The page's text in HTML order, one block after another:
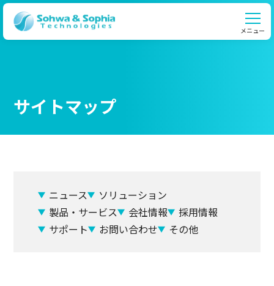
メニュー
サイトマップ
ニュース
ソリューション
製品・サービス
会社情報
採用情報
サポート
お問い合わせ その他